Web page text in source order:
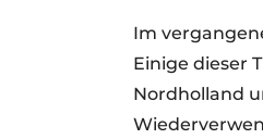
Im
Einige dieser
Nordholland